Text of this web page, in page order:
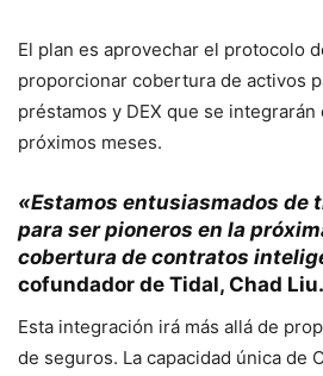
El plan es aprovechar el protocolo
proporcionar cobertura de activos
préstamos y DEX que se integrarán
próximos meses.
«Estamos entusiasmados de
para ser pioneros en la
cobertura de contratos
cofundador de Tidal, Chad Liu.
Esta integración irá más allá de
de seguros. La capacidad única de